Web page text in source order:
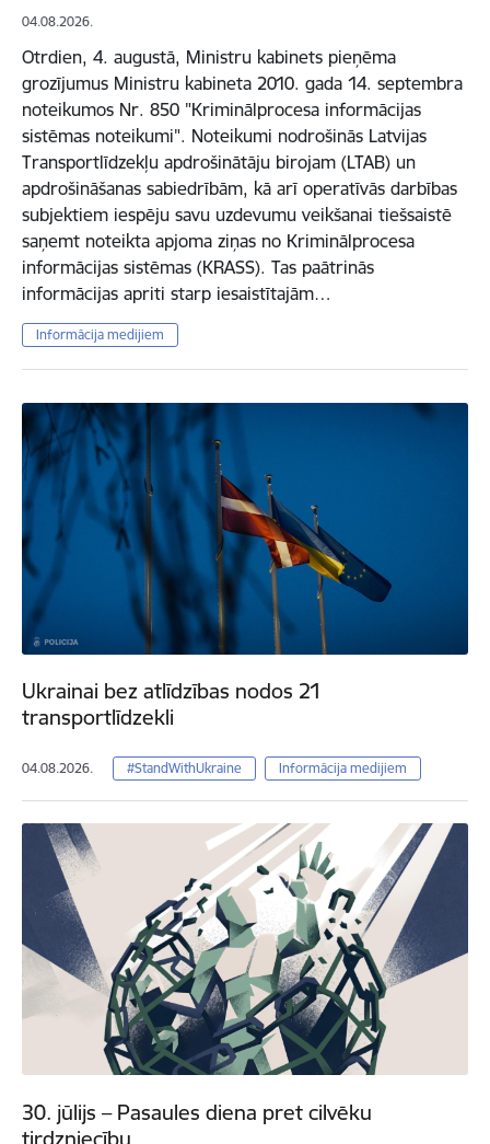
04.08.2026.
Otrdien, 4. augustā, Ministru kabinets pieņēma
grozījumus Ministru kabineta 2010. gada 14. septembra
noteikumos Nr. 850 "Kriminālprocesa informācijas
sistēmas noteikumi". Noteikumi nodrošinās Latvijas
Transportlīdzekļu apdrošinātāju birojam (LTAB) un
apdrošināšanas sabiedrībām, kā arī operatīvās darbības
subjektiem iespēju savu uzdevumu veikšanai tiešsaistē
saņemt noteikta apjoma ziņas no Kriminālprocesa
informācijas sistēmas (KRASS). Tas paātrinās
informācijas apriti starp iesaistītajām…
Informācija medijiem
Ukrainai bez atlīdzības nodos 21
transportlīdzekli
04.08.2026. #StandWithUkraine Informācija medijiem
30. jūlijs – Pasaules diena pret cilvēku
tirdzniecību